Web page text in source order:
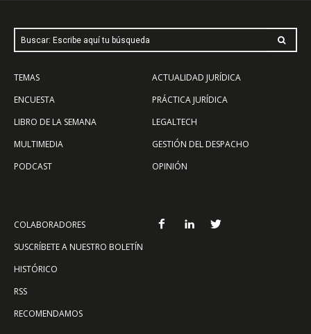
Buscar: Escribe aquí tu búsqueda
TEMAS
ENCUESTA
LIBRO DE LA SEMANA
MULTIMEDIA
PODCAST
ACTUALIDAD JURÍDICA
PRÁCTICA JURÍDICA
LEGALTECH
GESTIÓN DEL DESPACHO
OPINIÓN
COLABORADORES
SUSCRÍBETE A NUESTRO BOLETÍN
HISTÓRICO
RSS
RECOMENDAMOS